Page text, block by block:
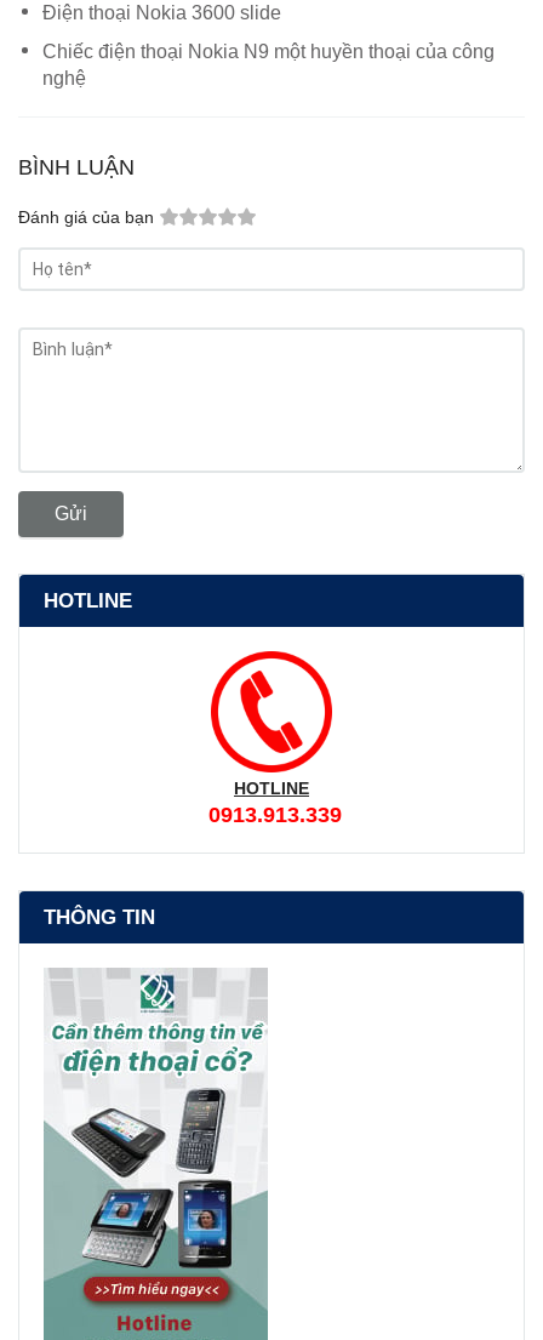
Điện thoại Nokia 3600 slide
Chiếc điện thoại Nokia N9 một huyền thoại của công
nghệ
BÌNH LUẬN
Đánh giá của bạn
Gửi
HOTLINE
HOTLINE
0913.913.339
THÔNG TIN